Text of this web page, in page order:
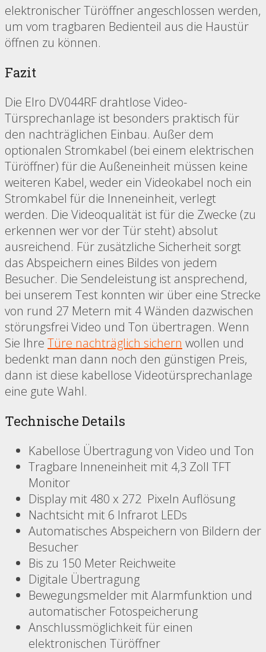
elektronischer Türöffner angeschlossen werden,
um vom tragbaren Bedienteil aus die Haustür
öffnen zu können.
Fazit
Die Elro DV044RF drahtlose Video-
Türsprechanlage ist besonders praktisch für
den nachträglichen Einbau. Außer dem
optionalen Stromkabel (bei einem elektrischen
Türöffner) für die Außeneinheit müssen keine
weiteren Kabel, weder ein Videokabel noch ein
Stromkabel für die Inneneinheit, verlegt
werden. Die Videoqualität ist für die Zwecke (zu
erkennen wer vor der Tür steht) absolut
ausreichend. Für zusätzliche Sicherheit sorgt
das Abspeichern eines Bildes von jedem
Besucher. Die Sendeleistung ist ansprechend,
bei unserem Test konnten wir über eine Strecke
von rund 27 Metern mit 4 Wänden dazwischen
störungsfrei Video und Ton übertragen. Wenn
Sie Ihre Türe nachträglich sichern wollen und
bedenkt man dann noch den günstigen Preis,
dann ist diese kabellose Videotürsprechanlage
eine gute Wahl.
Technische Details
Kabellose Übertragung von Video und Ton
Tragbare Inneneinheit mit 4,3 Zoll TFT
Monitor
Display mit 480 x 272 Pixeln Auflösung
Nachtsicht mit 6 Infrarot LEDs
Automatisches Abspeichern von Bildern der
Besucher
Bis zu 150 Meter Reichweite
Digitale Übertragung
Bewegungsmelder mit Alarmfunktion und
automatischer Fotospeicherung
Anschlussmöglichkeit für einen
elektronischen Türöffner